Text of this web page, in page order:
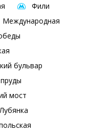
Фили
Международная
бульвар
мост